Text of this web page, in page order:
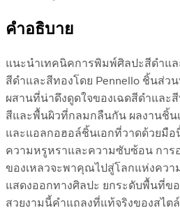
คำอธิบาย
แนะนำเทคนิคการพิมพ์ศิลปะสีดำแ
สีดำและสีทองโดย Pennello ชิ้นส่ว
ผสานที่น่าดึงดูดใจของเฉดสีดำและ
สีและพื้นผิวที่กลมกลืนกัน ผลงานชิ้น
และแอลกอฮอล์ชิ้นเอกที่วาดด้วยมือ
ความหรูหราและความซับซ้อน กา
ของเหลวจะพาคุณไปสู่โลกแห่งควา
แสดงออกทางศิลปะ ยกระดับพื้นที่
สวยงามนี้คำแถลงที่แท้จริงของสไต